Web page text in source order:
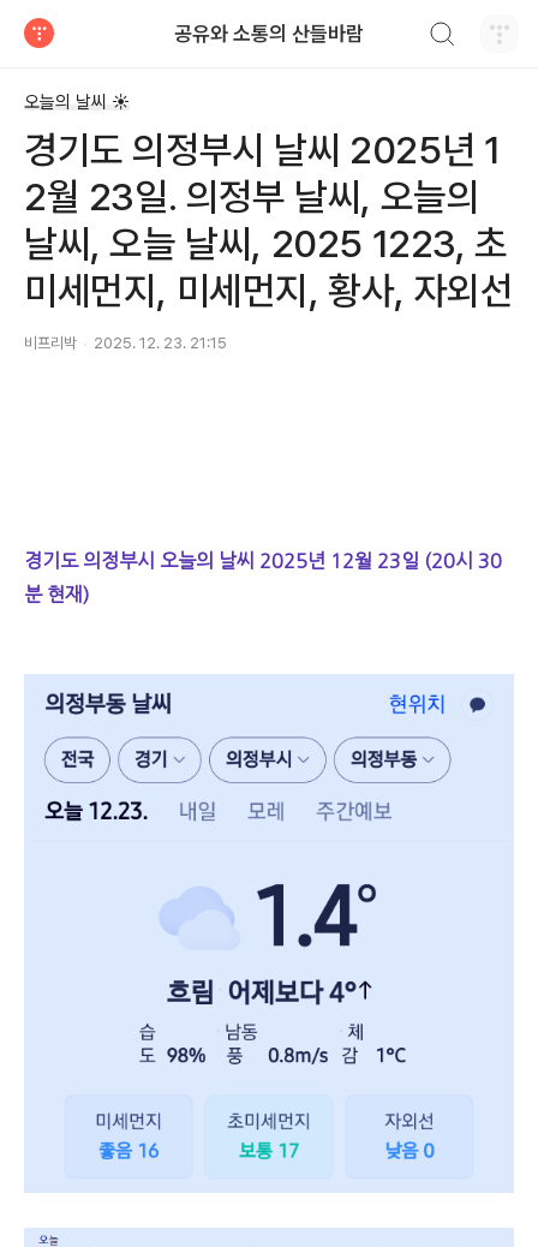
공유와 소통의 산들바람
오늘의 날씨 ☀
경기도 의정부시 날씨 2025년 1
2월 23일. 의정부 날씨, 오늘의
날씨, 오늘 날씨, 2025 1223, 초
미세먼지, 미세먼지, 황사, 자외선
비프리박 2025. 12. 23. 21:15
경기도 의정부시 오늘의 날씨 2025년 12월 23일 (20시 30
분 현재)